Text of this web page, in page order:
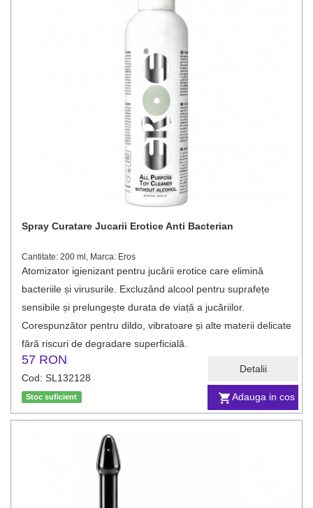
Adauga in cos
Detalii
Spray Curatare Jucarii Erotice Anti Bacterian
Cantitate: 200 ml, Marca: Eros
Atomizator igienizant pentru jucării erotice care elimină
bacteriile și virusurile. Excluzând alcool pentru suprafețe
sensibile și prelungește durata de viață a jucăriilor.
Corespunzător pentru dildo, vibratoare și alte materii delicate
fără riscuri de degradare superficială.
57 RON
Cod: SL132128
Stoc suficient